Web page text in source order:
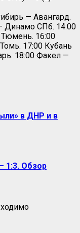
— Авангард.
Динамо СПб. 14:00
16:00
17:00 Кубань
18:00 Факел —
в ДНР и в
1:3. Обзор